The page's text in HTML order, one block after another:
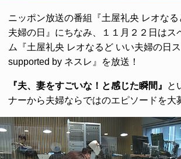
ニッポン放送の番組『土屋礼央 レオな
夫婦の日』にちなみ、１１月２２日はス
ム『土屋礼央 レオなるど いい夫婦の日
supported by ネスレ』を放送！
『夫、妻をすごいな！と感じた瞬間』
と
ナーから夫婦ならではのエピソードを大